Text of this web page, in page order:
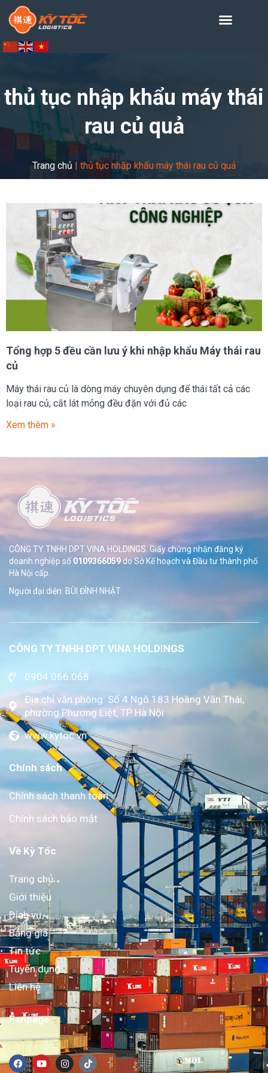
thủ tục nhập khẩu máy thái
rau củ quả
Trang chủ | thủ tục nhập khẩu máy thái rau củ quả
Tổng hợp 5 đều cần lưu ý khi nhập khẩu Máy thái rau
củ
Máy thái rau củ là dòng máy chuyên dụng để thái tất cả các
loại rau củ, cắt lát mỏng đều đặn với đủ các
Xem thêm »
CÔNG TY TNHH DPT VINA HOLDINGS. Giấy chứng nhận đăng ký
doanh nghiệp số 0109366059do SởKế hoạch và Đầu tư thành phố
Hà Nội cấp.
Người đại diện: BÙI ĐÌNH NHẬT
CÔNG TY TNHH DPT VINA HOLDINGS
0904.066.068
Địa chỉ văn phòng: Số 4 Ngõ 183 Hoàng Văn Thái,
phường Phương Liệt, TP Hà Nội
www.kytoc.vn
Chính sách
Chính sách thanh toán
Chính sách bảo mật
Về Kỳ Tốc
Trang chủ
Giới thiệu
Dịch vụ
Bảng giá
Tin tức
Tuyển dụng
Liên hệ
Fanpage